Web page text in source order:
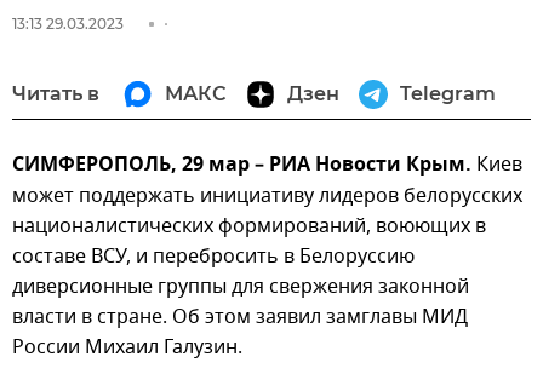
13:13 29.03.2023
Читать в МАКС Дзен Telegram
СИМФЕРОПОЛЬ, 29 мар – РИА Новости Крым. Киев
может поддержать инициативу лидеров белорусских
националистических формирований, воюющих в
составе ВСУ, и перебросить в Белоруссию
диверсионные группы для свержения законной
власти в стране. Об этом заявил замглавы МИД
России Михаил Галузин.